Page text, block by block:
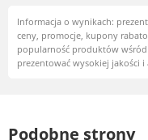
Informacja o wynikach:
ceny, promocje, kupony
popularność produktów
prezentować wysokiej jakości
Podobne strony